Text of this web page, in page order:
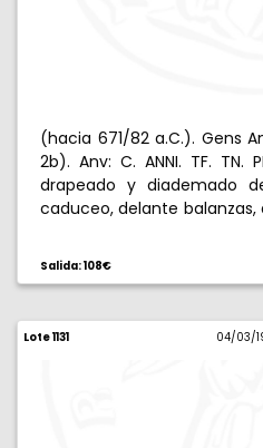
(hacia 671/82 a.C.). Gens
2b). Anv: C. ANNI. TF. TN.
drapeado y diademado
caduceo, delante balanzas,
galope, encima Qù. 3,94 g.
Salida: 108€
Lote 1131 04/03/